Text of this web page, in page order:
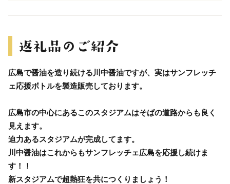
広島で醤油を造り続ける川中醤油ですが、実はサンフレッチ
ェ応援ボトルを製造販売しております。
広島市の中心にあるこのスタジアムはそばの道路からも良く
見えます。
迫力あるスタジアムが完成してます。
川中醤油はこれからもサンフレッチェ広島を応援し続けま
す！！
新スタジアムで超熱狂を共につくりましょう！